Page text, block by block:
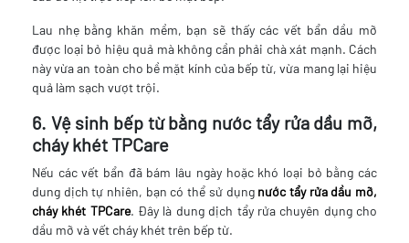
Lau nhẹ bằng khăn mềm, bạn sẽ thấy các vết bẩn dầu mỡ
được loại bỏ hiệu quả mà không cần phải chà xát mạnh. Cách
này vừa an toàn cho bề mặt kính của bếp từ, vừa mang lại hiệu
quả làm sạch vượt trội.
6. Vệ sinh bếp từ bằng nước tẩy rửa dầu mỡ,
cháy khét TPCare
Nếu các vết bẩn đã bám lâu ngày hoặc khó loại bỏ bằng các
dung dịch tự nhiên, bạn có thể sử dụng nước tẩy rửa dầu mỡ,
cháy khét TPCare. Đây là dung dịch tẩy rửa chuyên dụng cho
dầu mỡ và vết cháy khét trên bếp từ.